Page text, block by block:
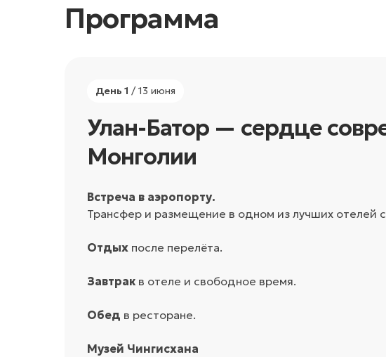
День 1 / 13 июня
Улан-Батор — сердце
Монголии
Встреча в аэропорту.
Трансфер и размещение в одном из лучших отелей
Отдых после перелёта.
Завтрак в отеле и свободное время.
Обед в ресторане.
Музей Чингисхана
Программа